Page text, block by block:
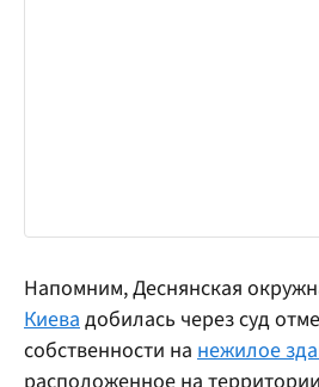
Напомним, Деснянская
Киевадобилась через суд
собственности на нежилое